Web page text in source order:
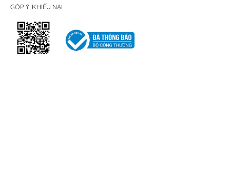
GÓP Ý, KHIẾU NẠI